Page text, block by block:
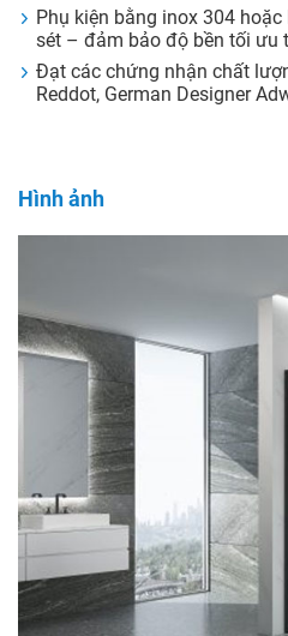
Phụ kiện bằng inox 304
sét – đảm bảo độ bền tối ưu
Đạt các chứng nhận chất
Reddot, German Designer
Hình ảnh